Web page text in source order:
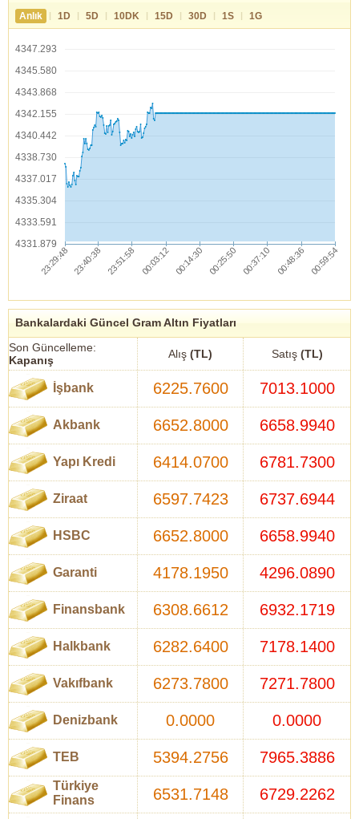
Anlık | 1D | 5D | 10DK | 15D | 30D | 1S | 1G
4347.293
4345.580
4343.868
4342.155
4340.442
4338.730
4337.017
4335.304
4333.591
4331.879
Bankalardaki Güncel Gram Altın Fiyatları
Son Güncelleme:
Kapanış
Alış (TL) Satış (TL)
İşbank 6225.7600 7013.1000
Akbank 6652.8000 6658.9940
Yapı Kredi 6414.0700 6781.7300
Ziraat 6597.7423 6737.6944
HSBC 6652.8000 6658.9940
Garanti 4178.1950 4296.0890
Finansbank 6308.6612 6932.1719
Halkbank 6282.6400 7178.1400
Vakıfbank 6273.7800 7271.7800
Denizbank 0.0000 0.0000
TEB 5394.2756 7965.3886
Türkiye
Finans
6531.7148 6729.2262